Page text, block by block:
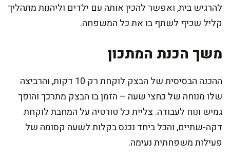
להרגיש בית, ואפשר להכין אותה עם ילדים וליהנות מתהליך
קליל שכיף לשתף בו את כל המשפחה.
משך הכנת המתכון
ההכנה הבסיסית של הבצק לוקחת רק 10 דקות, והרביצה
שלו מנוחה של כחצי שעה – הזמן בו הבצק מתרכך והופך
גמיש ונוח לעבודה. צליית כל טורטיה על המחבת לוקחת
דקה-שתיים, והכל ביחד נכנס בקלות לשעה קסומה של
פעילות משפחתית נעימה.